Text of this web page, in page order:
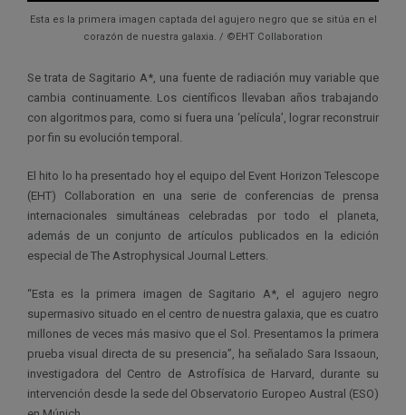
Esta es la primera imagen captada del agujero negro que se sitúa en el
corazón de nuestra galaxia. / ©EHT Collaboration
Se trata de Sagitario A*, una fuente de radiación muy variable que
cambia continuamente. Los científicos llevaban años trabajando
con algoritmos para, como si fuera una ‘película’, lograr reconstruir
por fin su evolución temporal.
El hito lo ha presentado hoy el equipo del Event Horizon Telescope
(EHT) Collaboration en una serie de conferencias de prensa
internacionales simultáneas celebradas por todo el planeta,
además de un conjunto de artículos publicados en la edición
especial de The Astrophysical Journal Letters.
“Esta es la primera imagen de Sagitario A*, el agujero negro
supermasivo situado en el centro de nuestra galaxia, que es cuatro
millones de veces más masivo que el Sol. Presentamos la primera
prueba visual directa de su presencia”, ha señalado Sara Issaoun,
investigadora del Centro de Astrofísica de Harvard, durante su
intervención desde la sede del Observatorio Europeo Austral (ESO)